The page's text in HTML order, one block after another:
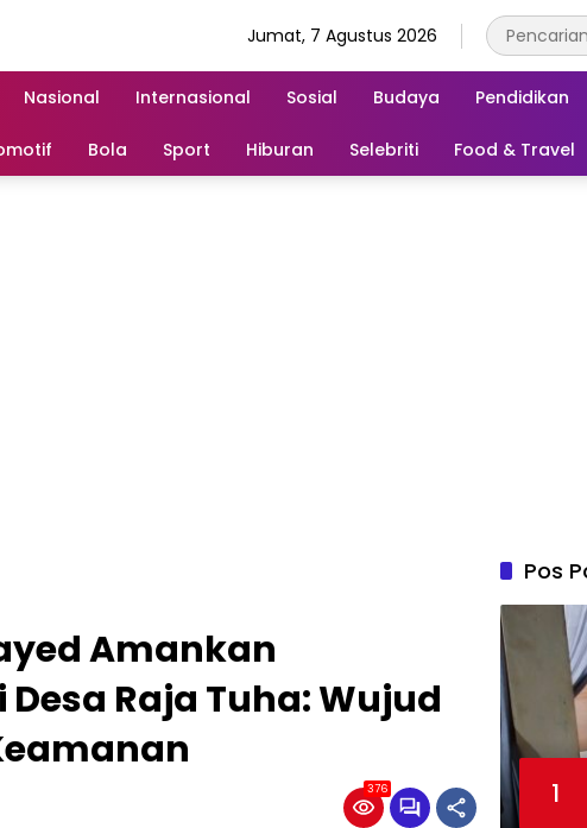
Jumat, 7 Agustus 2026
Nasional Internasional Sosial Budaya Pendidikan
Bola Sport Hiburan Selebriti Food & Travel
Amankan
Desa Raja Tuha: Wujud
376
Pos
1